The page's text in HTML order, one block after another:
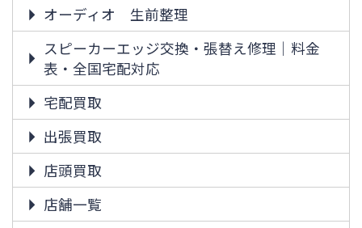
オーディオ 生前整理
スピーカーエッジ交換・張替え修理｜料金
表・全国宅配対応
宅配買取
出張買取
店頭買取
店舗一覧